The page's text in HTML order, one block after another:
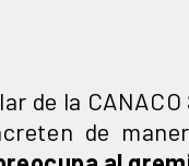
de la
de